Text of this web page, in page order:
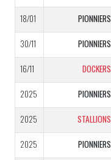
18/01 PIONNIERS
30/11 PIONNIERS
16/11 DOCKERS
2025 PIONNIERS
2025 STALLIONS
2025 PIONNIERS